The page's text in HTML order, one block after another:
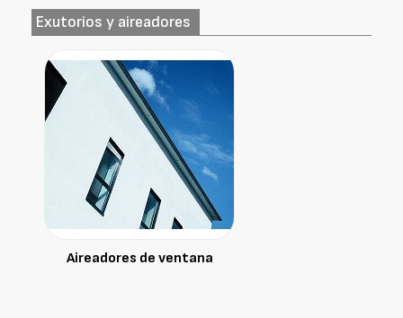
Exutorios y aireadores
Aireadores de ventana